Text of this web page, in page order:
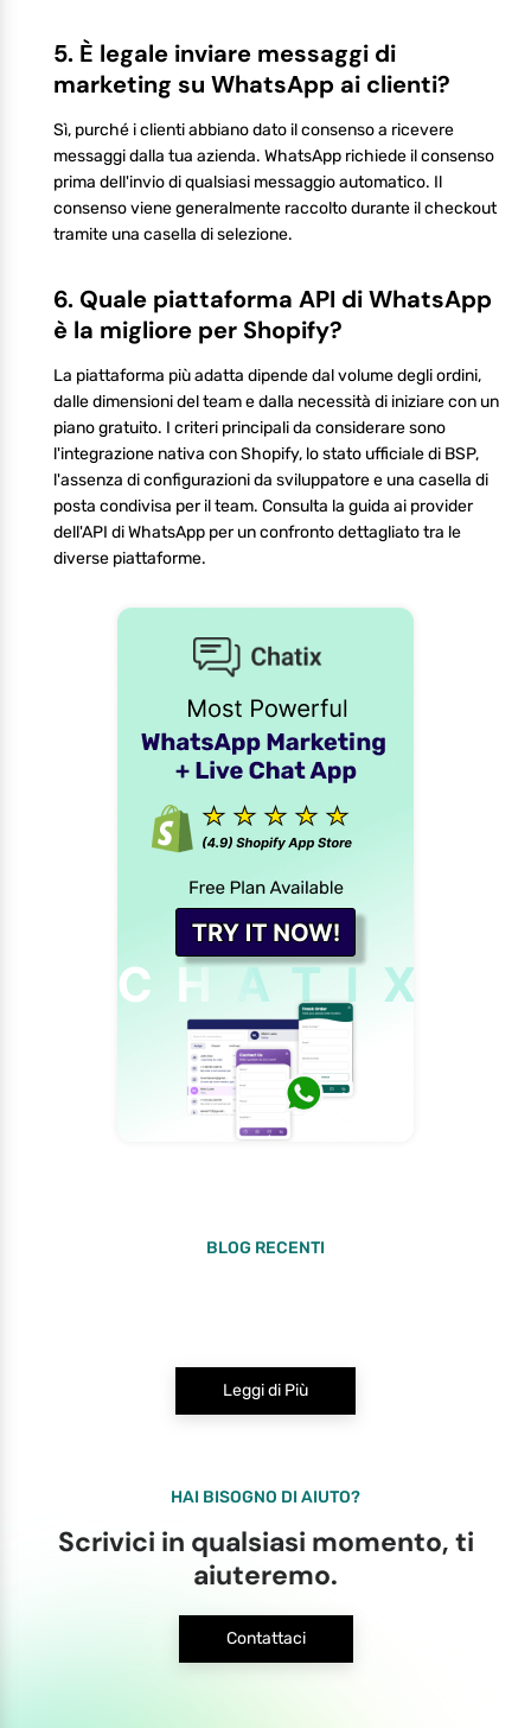
5. È legale inviare messaggi di
marketing su WhatsApp ai clienti?
Sì, purché i clienti abbiano dato il consenso a ricevere
messaggi dalla tua azienda. WhatsApp richiede il consenso
prima dell'invio di qualsiasi messaggio automatico. Il
consenso viene generalmente raccolto durante il checkout
tramite una casella di selezione.
6. Quale piattaforma API di WhatsApp
è la migliore per Shopify?
La piattaforma più adatta dipende dal volume degli ordini,
dalle dimensioni del team e dalla necessità di iniziare con un
piano gratuito. I criteri principali da considerare sono
l'integrazione nativa con Shopify, lo stato ufficiale di BSP,
l'assenza di configurazioni da sviluppatore e una casella di
posta condivisa per il team. Consulta la guida ai provider
dell'API di WhatsApp per un confronto dettagliato tra le
diverse piattaforme.
BLOG RECENTI
Leggi di Più
HAI BISOGNO DI AIUTO?
Scrivici in qualsiasi momento, ti
aiuteremo.
Contattaci